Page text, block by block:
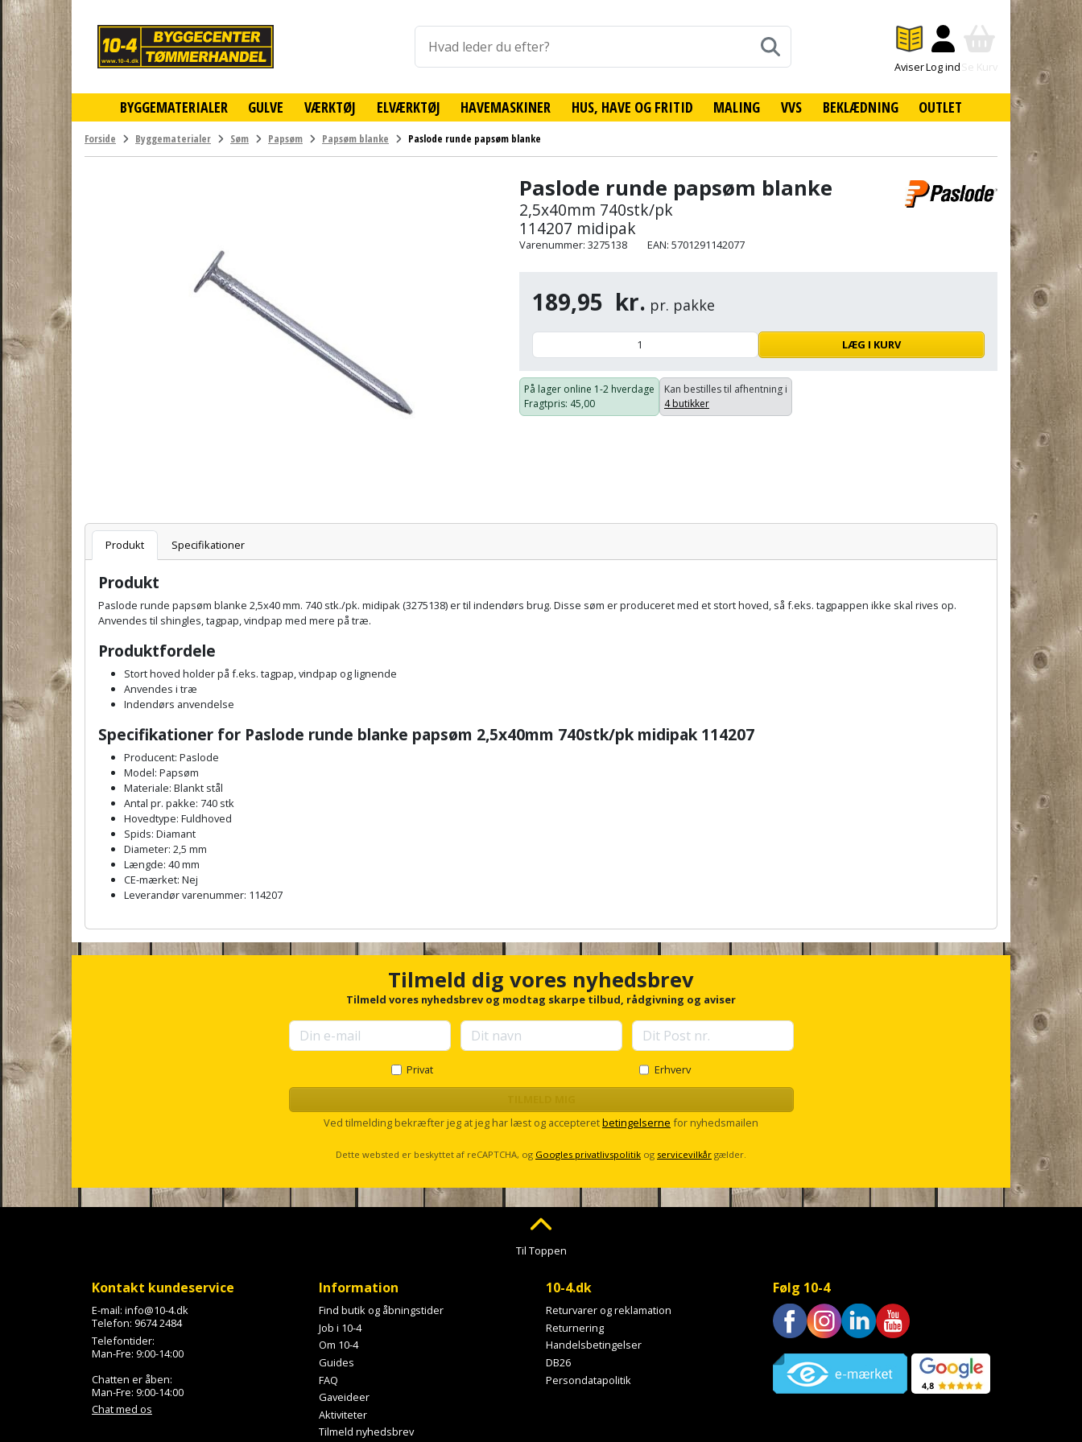
BYGGEMATERIALER GULVE VÆRKTØJ ELVÆRKTØJ HAVEMASKINER HUS, HAVE OG FRITID MALING VVS BEKLÆDNING OUTLET
online
byggemarked
og
tømmerhandel
-
AviserLog indSe Kurv
Forside Byggematerialer Søm Papsøm Papsøm blanke Paslode runde papsøm blanke
Paslode runde papsøm blanke
2,5x40mm 740stk/pk
114207 midipak
Varenummer: 3275138 EAN: 5701291142077
189,95 kr. pr. pakke
LÆG I KURV
På lager online 1-2 hverdage
Fragtpris: 45,00
Kan bestilles til afhentning i
4 butikker
Varenummer
Pris:
Produkt
Specifikationer
Produkt
Paslode runde papsøm blanke 2,5x40 mm. 740 stk./pk. midipak (3275138) er til indendørs brug. Disse søm er produceret med et stort hoved, så f.eks. tagpappen ikke skal rives op.
Anvendes til shingles, tagpap, vindpap med mere på træ.
Produktfordele
Stort hoved holder på f.eks. tagpap, vindpap og lignende
Anvendes i træ
Indendørs anvendelse
Specifikationer for Paslode runde blanke papsøm 2,5x40mm 740stk/pk midipak 114207
Producent: Paslode
Model: Papsøm
Materiale: Blankt stål
Antal pr. pakke: 740 stk
Hovedtype: Fuldhoved
Spids: Diamant
Diameter: 2,5 mm
Længde: 40 mm
CE-mærket: Nej
Leverandør varenummer: 114207
c
Tilmeld dig vores nyhedsbrev
Tilmeld vores nyhedsbrev og modtag skarpe tilbud, rådgivning og aviser
Privat Erhverv
Ved tilmelding bekræfter jeg at jeg har læst og accepteretbetingelserne for nyhedsmailen
Dette websted er beskyttet af reCAPTCHA, og Googles privatlivspolitik og servicevilkår gælder.
Til Toppen
Kontakt kundeservice
E-mail: info@10-4.dk
Telefon: 9674 2484
Telefontider:
Man-Fre: 9:00-14:00
Chatten er åben:
Man-Fre: 9:00-14:00
Chat med os
Information
Find butik og åbningstider
Job i 10-4
Om 10-4
Guides
FAQ
Gaveideer
Aktiviteter
Tilmeld nyhedsbrev
10-4.dk
Returvarer og reklamation
Returnering
Handelsbetingelser
DB26
Persondatapolitik
Følg 10-4